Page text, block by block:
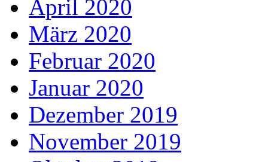
April 2020
März 2020
Februar 2020
Januar 2020
Dezember 2019
November 2019